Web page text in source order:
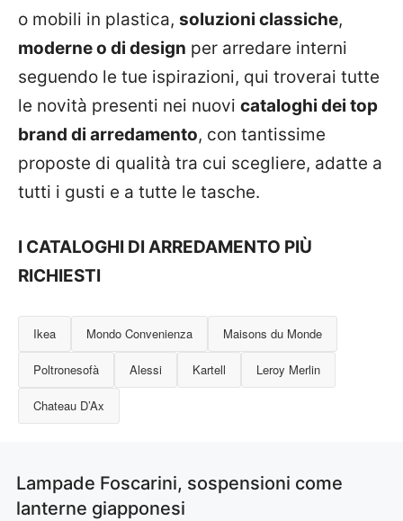
o mobili in plastica, soluzioni classiche,
moderne o di design per arredare interni
seguendo le tue ispirazioni, qui troverai tutte
le novità presenti nei nuovi cataloghi dei top
brand di arredamento, con tantissime
proposte di qualità tra cui scegliere, adatte a
tutti i gusti e a tutte le tasche.
I CATALOGHI DI ARREDAMENTO PIÙ
RICHIESTI
Ikea Mondo Convenienza Maisons du Monde
Poltronesofà Alessi Kartell Leroy Merlin
Chateau D’Ax
Lampade Foscarini, sospensioni come
lanterne giapponesi